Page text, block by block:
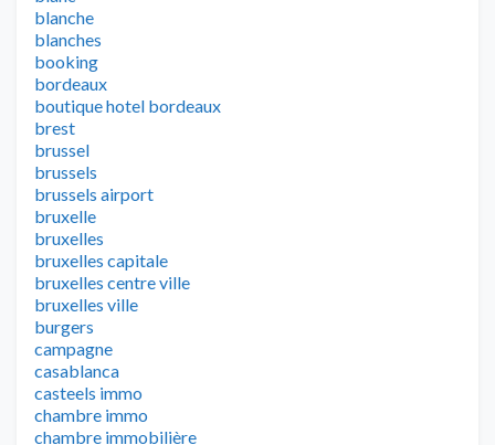
blanche
blanches
booking
bordeaux
boutique hotel bordeaux
brest
brussel
brussels
brussels airport
bruxelle
bruxelles
bruxelles capitale
bruxelles centre ville
bruxelles ville
burgers
campagne
casablanca
casteels immo
chambre immo
chambre immobilière